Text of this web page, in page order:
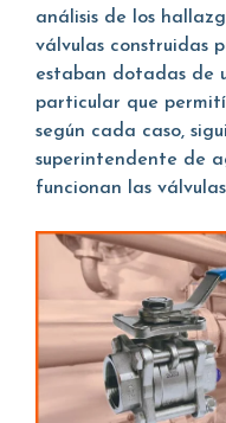
análisis de los
válvulas construidas
estaban dotadas de
particular que
según cada caso,
superintendente de
funcionan las